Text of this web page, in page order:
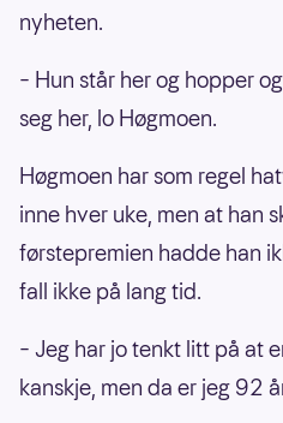
nyheten.
– Hun står her og hopper
seg her, lo Høgmoen.
Høgmoen har som regel
inne hver uke, men at han
førstepremien hadde han
fall ikke på lang tid.
– Jeg har jo tenkt litt på at
kanskje, men da er jeg 92